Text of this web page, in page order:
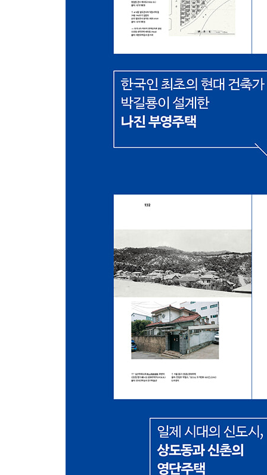
평화촌이라 불린 불광동 국민주택지 / 속속 준공
3. 마포아파트 1962 · 1964
마포아파트의 이데올로기 / 최초의 계획 / 아파
1962년 1차 준공 / 단지 탄생과 서구식 생활방식 /
4. 공영주택 · 민영주택 · 시영주택 1963
「공영주택법」 제정과 서울시 행정구역 확대 /
민영주택 / 산업은행 표준설계 민영주택과 건축가
’63 시험주택 건설사업 / 수유리 시험주택 A~F형
어린이놀이터가 있던 홍제동아파트 / 도시에서
채택한 연희동아파트 / 대단위 단지 개발의 교두
기폭제 공무원아파트 / 1960년대의 아파트와 대한
7. 상가아파트 1967
상가아파트의 등장 배경과 원론적 의미 /
8. 시민아파트 1969
한강맨션아파트의 아이러니 / 매립지에 세워진
겹쳐 64평, 옆으로 늘려 60평 / 강남시대의 서막과